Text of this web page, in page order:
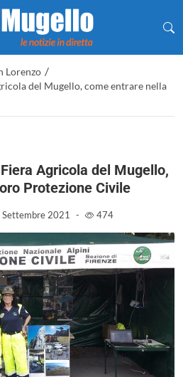
Lorenzo /
del Mugello, come entrare nella
Agricola del Mugello,
Protezione Civile
Settembre 2021 - 474